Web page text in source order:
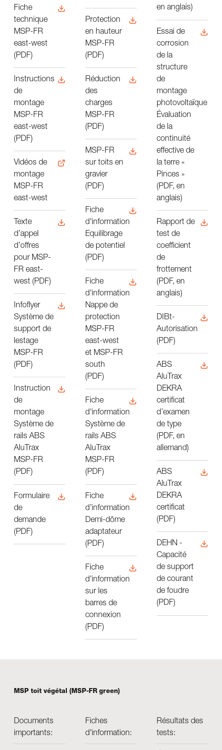
Fiche
technique
MSP-FR
east-west
(PDF)
Instructions
de
montage
MSP-FR
east-west
(PDF)
Vidéos de
montage
MSP-FR
east-west
Texte
d’appel
d’offres
pour MSP-
FR east-
west (PDF)
Infoflyer
Système de
support de
lestage
MSP-FR
(PDF)
Instruction
de
montage
Système de
rails ABS
AluTrax
MSP-FR
(PDF)
Formulaire
de
demande
(PDF)
Protection
en hauteur
MSP-FR
(PDF)
Réduction
des
charges
MSP-FR
(PDF)
MSP-FR
sur toits en
gravier
(PDF)
Fiche
d'information
Equilibrage
de potentiel
(PDF)
Fiche
d'information
Nappe de
protection
MSP-FR
east-west
et MSP-FR
south
(PDF)
Fiche
d'information
Système de
rails ABS
AluTrax
MSP-FR
(PDF)
Fiche
d’information
Demi-dôme
adaptateur
(PDF)
Fiche
d'information
sur les
barres de
connexion
(PDF)
en anglais)
Essai de
corrosion
de la
structure
de
montage
photovoltaïque
Évaluation
de la
continuité
effective de
la terre «
Pinces »
(PDF, en
anglais)
Rapport de
test de
coefficient
de
frottement
(PDF, en
anglais)
DIBt-
Autorisation
(PDF)
ABS
AluTrax
DEKRA
certificat
d’examen
de type
(PDF, en
allemand)
ABS
AluTrax
DEKRA
certificat
(PDF)
DEHN -
Capacité
de support
de courant
de foudre
(PDF)
MSP toit végétal (MSP-FR green)
Documents
importants:
Fiches
d'information:
​Résultats des
tests: